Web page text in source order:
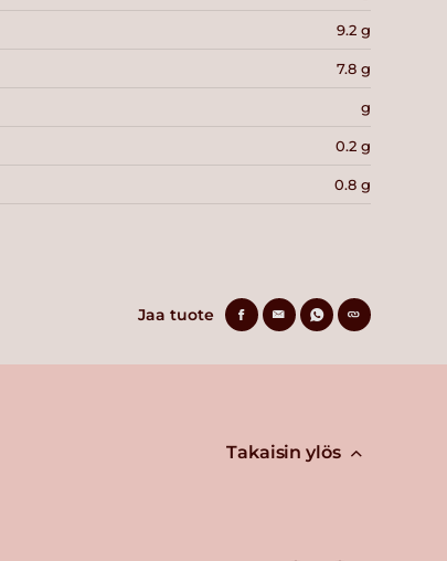
9.2 g
7.8 g
g
0.2 g
0.8 g
Jaa tuote
Takaisin ylös